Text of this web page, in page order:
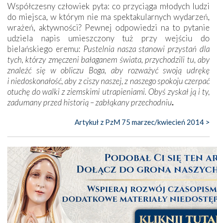
Współczesny człowiek pyta: co przyciąga młodych ludzi
do miejsca, w którym nie ma spektakularnych wydarzeń,
wrażeń, aktywności? Pewnej odpowiedzi na to pytanie
udziela napis umieszczony tuż przy wejściu do
bielańskiego eremu: Pustelnia nasza stanowi przystań dla
tych, którzy zmęczeni bałaganem świata, przychodzili tu, aby
znaleźć się w obliczu Boga, aby rozważyć swoją udrękę
i niedoskonałość, aby z ciszy naszej, z naszego spokoju czerpać
otuchę do walki z ziemskimi utrapieniami. Obyś zyskał ją i ty,
zadumany przed historią – zabłąkany przechodniu.
Artykuł z PzM 75 marzec/kwiecień 2014 >